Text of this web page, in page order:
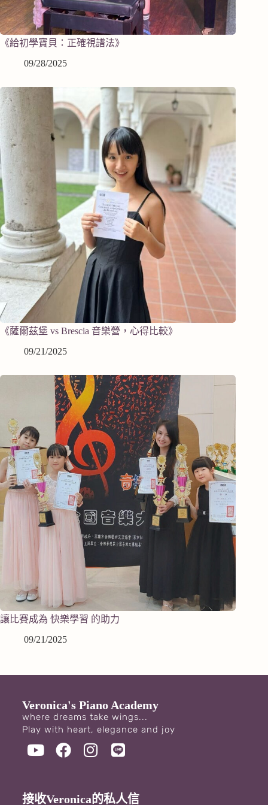
《給初學寶貝：正確視譜法》
09/28/2025
《薩爾茲堡 vs Brescia 音樂營，心得比較》
09/21/2025
讓比賽成為 快樂學習 的助力
09/21/2025
Veronica's Piano Academy
where dreams take wings...
Play with heart, elegance and joy
接收Veronica的私人信